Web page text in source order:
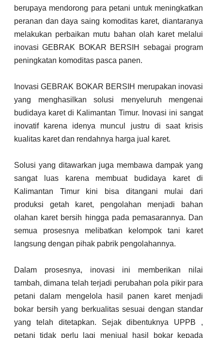
berupaya mendorong para petani untuk meningkatkan
peranan dan daya saing komoditas karet, diantaranya
melakukan perbaikan mutu bahan olah karet melalui
inovasi GEBRAK BOKAR BERSIH sebagai program
peningkatan komoditas pasca panen.
Inovasi GEBRAK BOKAR BERSIH merupakan inovasi
yang menghasilkan solusi menyeluruh mengenai
budidaya karet di Kalimantan Timur. Inovasi ini sangat
inovatif karena idenya muncul justru di saat krisis
kualitas karet dan rendahnya harga jual karet.
Solusi yang ditawarkan juga membawa dampak yang
sangat luas karena membuat budidaya karet di
Kalimantan Timur kini bisa ditangani mulai dari
produksi getah karet, pengolahan menjadi bahan
olahan karet bersih hingga pada pemasarannya. Dan
semua prosesnya melibatkan kelompok tani karet
langsung dengan pihak pabrik pengolahannya.
Dalam prosesnya, inovasi ini memberikan nilai
tambah, dimana telah terjadi perubahan pola pikir para
petani dalam mengelola hasil panen karet menjadi
bokar bersih yang berkualitas sesuai dengan standar
yang telah ditetapkan. Sejak dibentuknya UPPB ,
petani tidak perlu lagi menjual hasil bokar kepada